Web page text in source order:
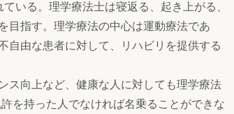
いる。理学療法士は寝返る、起き上がる、
目指す。理学療法の中心は運動療法であ
自由な患者に対して、リハビリを提供する
ス向上など、健康な人に対しても理学療法
を持った人でなければ名乗ることができな